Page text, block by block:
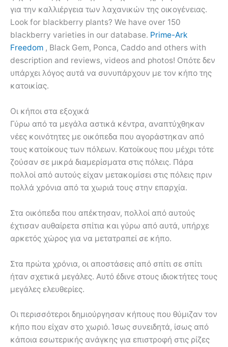
για την καλλιέργεια των λαχανικών της οικογένειας.
Look for blackberry plants? We have over 150
blackberry varieties in our database. Prime-Ark
Freedom , Black Gem, Ponca, Caddo and others with
description and reviews, videos and photos! Οπότε δεν
υπάρχει λόγος αυτά να συνυπάρχουν με τον κήπο της
κατοικίας.
Οι κήποι στα εξοχικά
Γύρω από τα μεγάλα αστικά κέντρα, αναπτύχθηκαν
νέες κοινότητες με οικόπεδα που αγοράστηκαν από
τους κατοίκους των πόλεων. Κατοίκους που μέχρι τότε
ζούσαν σε μικρά διαμερίσματα στις πόλεις. Πάρα
πολλοί από αυτούς είχαν μετακομίσει στις πόλεις πριν
πολλά χρόνια από τα χωριά τους στην επαρχία.
Στα οικόπεδα που απέκτησαν, πολλοί από αυτούς
έχτισαν αυθαίρετα σπίτια και γύρω από αυτά, υπήρχε
αρκετός χώρος για να μετατραπεί σε κήπο.
Στα πρώτα χρόνια, οι αποστάσεις από σπίτι σε σπίτι
ήταν σχετικά μεγάλες. Αυτό έδινε στους ιδιοκτήτες τους
μεγάλες ελευθερίες.
Οι περισσότεροι δημιούργησαν κήπους που θύμιζαν τον
κήπο που είχαν στο χωριό. Ίσως συνειδητά, ίσως από
κάποια εσωτερικής ανάγκης για επιστροφή στις ρίζες